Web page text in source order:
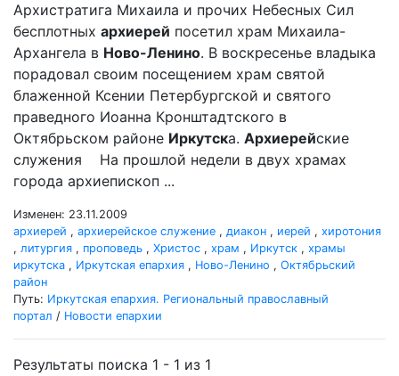
Архистратига Михаила и прочих Небесных Сил
бесплотных архиерей посетил храм Михаила-
Архангела в Ново-Ленино. В воскресенье владыка
порадовал своим посещением храм святой
блаженной Ксении Петербургской и святого
праведного Иоанна Кронштадтского в
Октябрьском районе Иркутска. Архиерейские
служения На прошлой недели в двух храмах
города архиепископ ...
Изменен: 23.11.2009
архиерей , архиерейское служение , диакон , иерей , хиротония
, литургия , проповедь , Христос , храм , Иркутск , храмы
иркутска , Иркутская епархия , Ново-Ленино , Октябрьский
район
Путь: Иркутская епархия. Региональный православный
портал / Новости епархии
Результаты поиска 1 - 1 из 1